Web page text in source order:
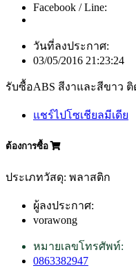
Facebook / Line:
วันที่ลงประกาศ:
03/05/2016 21:23:24
รับซื้อABS สีงาและสีขาว ติ
แชร์ไปโซเชียลมีเดีย
ต้องการซื้อ
ประเภทวัสดุ: พลาสติก
ผู้ลงประกาศ:
vorawong
หมายเลขโทรศัพท์:
0863382947